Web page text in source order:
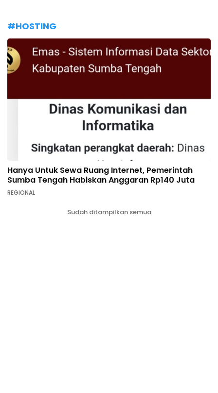
#HOSTING
Hanya Untuk Sewa Ruang Internet, Pemerintah
Sumba Tengah Habiskan Anggaran Rp140 Juta
REGIONAL
Sudah ditampilkan semua